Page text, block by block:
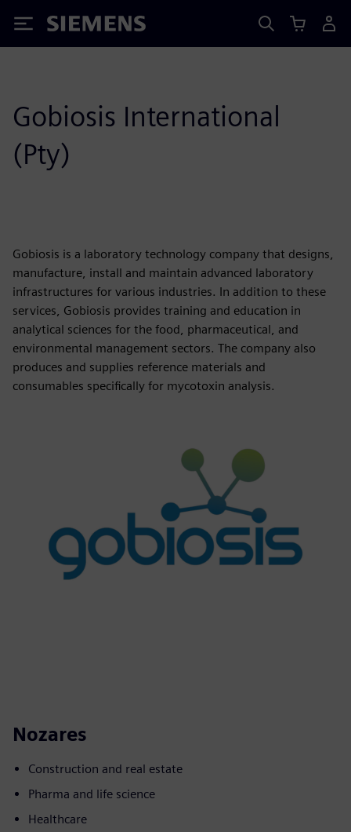
Siemens
Gobiosis International
(Pty)
Gobiosis is a laboratory technology company that designs,
manufacture, install and maintain advanced laboratory
infrastructures for various industries. In addition to these
services, Gobiosis provides training and education in
analytical sciences for the food, pharmaceutical, and
environmental management sectors. The company also
produces and supplies reference materials and
consumables specifically for mycotoxin analysis.
Nozares
Construction and real estate
Pharma and life science
Healthcare